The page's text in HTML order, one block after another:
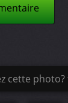
cette